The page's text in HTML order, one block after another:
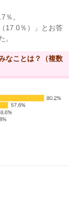
％。
17.0％）」とお答
。
なことは？（複数